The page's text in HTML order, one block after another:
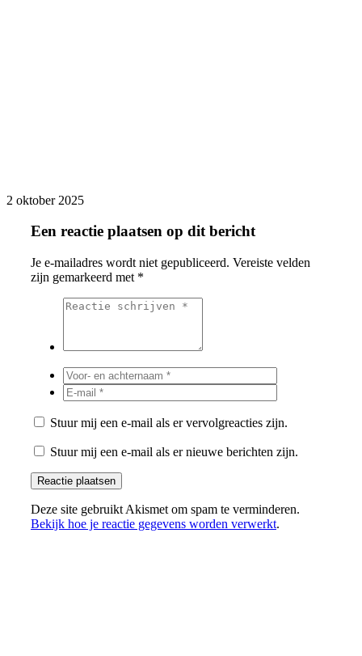
2 oktober 2025
Een reactie plaatsen op dit bericht
Je e-mailadres wordt niet gepubliceerd. Vereiste velden
zijn gemarkeerd met *
Stuur mij een e-mail als er vervolgreacties zijn.
Stuur mij een e-mail als er nieuwe berichten zijn.
Deze site gebruikt Akismet om spam te verminderen.
Bekijk hoe je reactie gegevens worden verwerkt.